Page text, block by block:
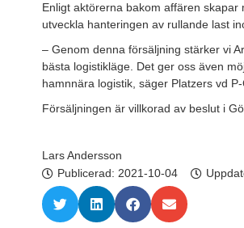
Enligt aktörerna bakom affären
utveckla hanteringen av rullande last
– Genom denna försäljning stärker vi
bästa logistikläge. Det ger oss även
hamnnära logistik, säger Platzers vd
Försäljningen är villkorad av beslut i
Lars Andersson
Publicerad: 2021-10-04